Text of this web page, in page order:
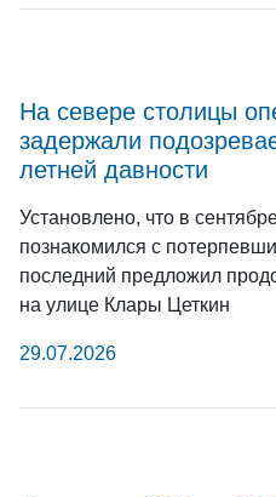
На севере столицы
задержали
летней давности
Установлено, что в
познакомился с
последний предложил
на улице Клары Цеткин
29.07.2026